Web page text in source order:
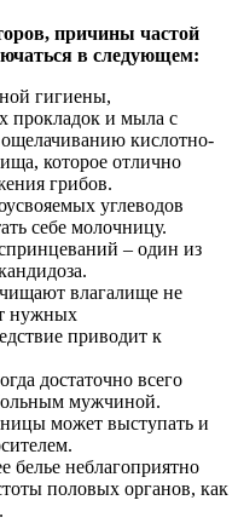
причины частой
в следующем:
гигиены,
прокладок и мыла с
кислотно-
которое отлично
грибов.
углеводов
себе молочницу.
– один из
влагалище не
нужных
приводит к
достаточно всего
мужчиной.
может выступать и
белье неблагоприятно
половых органов, как